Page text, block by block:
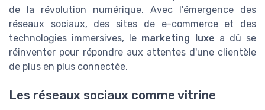
de la révolution numérique. Avec l'émergence des
réseaux sociaux, des sites de e-commerce et des
technologies immersives, le marketing luxe a dû se
réinventer pour répondre aux attentes d'une clientèle
de plus en plus connectée.
Les réseaux sociaux comme vitrine